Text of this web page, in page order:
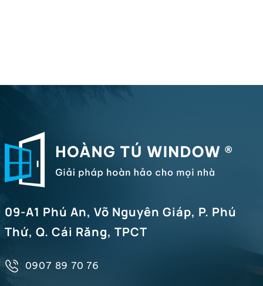
09-A1 Phú An, Võ Nguyên Giáp, P. Phú
Thứ, Q. Cái Răng, TPCT
0907 89 70 76